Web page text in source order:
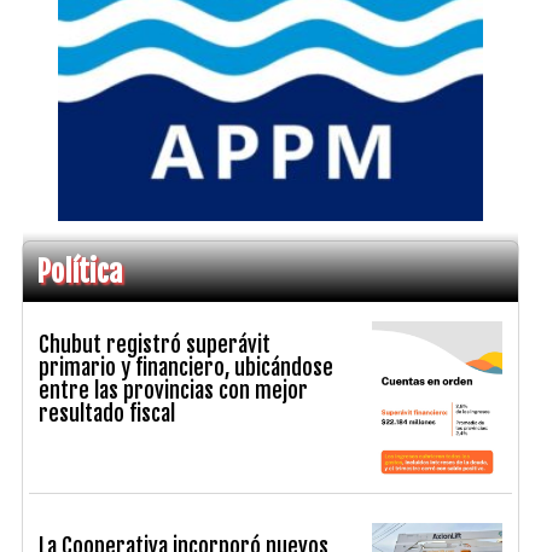
Política
Chubut registró superávit
primario y financiero, ubicándose
entre las provincias con mejor
resultado fiscal
La Cooperativa incorporó nuevos